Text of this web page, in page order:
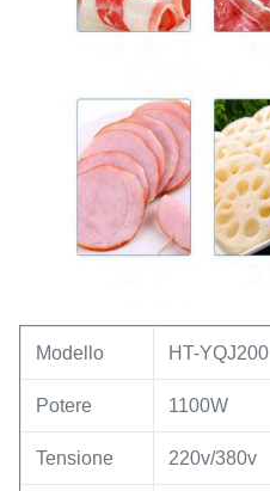
Modello HT-YQJ200
Potere 1100W
Tensione 220v/380v